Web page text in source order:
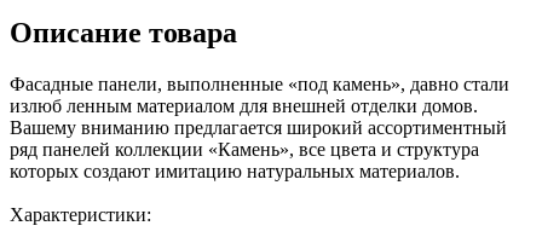
Описание товара
Фасадные панели, выполненные «под камень», давно стали
излюб ленным материалом для внешней отделки домов.
Вашему вниманию предлагается широкий ассортиментный
ряд панелей коллекции «Камень», все цвета и структура
которых создают имитацию натуральных материалов.
Характеристики: